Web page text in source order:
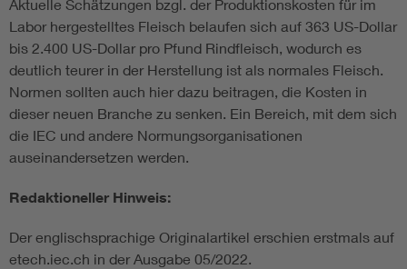
Aktuelle Schätzungen bzgl. der Produktionskosten für im
Labor hergestelltes Fleisch belaufen sich auf 363 US-Dollar
bis 2.400 US-Dollar pro Pfund Rindfleisch, wodurch es
deutlich teurer in der Herstellung ist als normales Fleisch.
Normen sollten auch hier dazu beitragen, die Kosten in
dieser neuen Branche zu senken. Ein Bereich, mit dem sich
die IEC und andere Normungsorganisationen
auseinandersetzen werden.
Redaktioneller Hinweis:
Der englischsprachige Originalartikel erschien erstmals auf
etech.iec.ch in der Ausgabe 05/2022.